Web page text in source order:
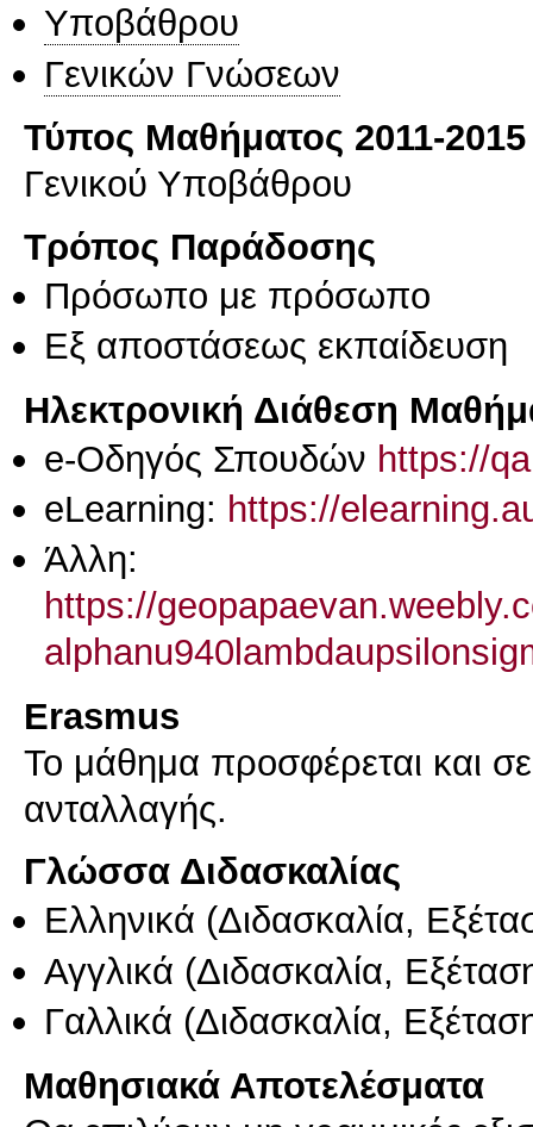
Υποβάθρου
Γενικών Γνώσεων
Τύπος Μαθήματος 2011-2015
Γενικού Υποβάθρου
Τρόπος Παράδοσης
Πρόσωπο με πρόσωπο
Eξ απoστάσεως εκπαίδευση
Ηλεκτρονική Διάθεση
e-Οδηγός Σπουδών https://
eLearning: https://
Άλλη:
https://
Erasmus
Το μάθημα προσφέρεται και
ανταλλαγής.
Γλώσσα Διδασκαλίας
Ελληνικά (Διδασκαλία,
Αγγλικά (Διδασκαλία,
Γαλλικά (Διδασκαλία,
Μαθησιακά Αποτελέσματα